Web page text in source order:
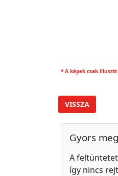
* A képek csak
VISSZA
Gyors
A
így nincs